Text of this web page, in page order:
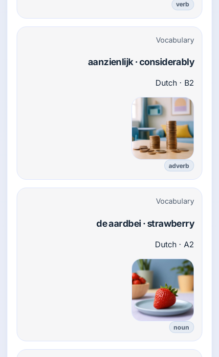
verb
Vocabulary
aanzienlijk · considerably
Dutch · B2
adverb
Vocabulary
de aardbei · strawberry
Dutch · A2
noun